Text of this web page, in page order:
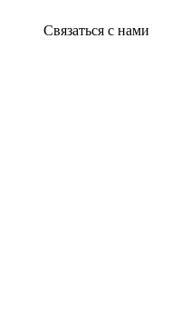
Связаться с нами